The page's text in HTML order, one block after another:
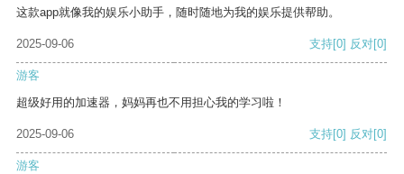
这款app就像我的娱乐小助手，随时随地为我的娱乐提供帮助。
2025-09-06 支持[0] 反对[0]
游客
超级好用的加速器，妈妈再也不用担心我的学习啦！
2025-09-06 支持[0] 反对[0]
游客